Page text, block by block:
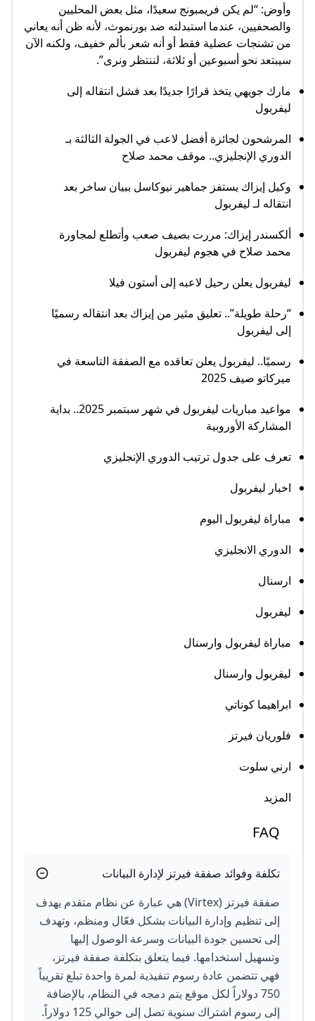
وأوض: “لم يكن فريمبونج سعيدًا، مثل بعض المحليين
والصحفيين، عندما استبدلته ضد بورنموث، لأنه ظن أنه يعاني
من تشنجات عضلية فقط أو أنه شعر بألم خفيف، ولكنه الآن
سيبتعد نحو أسبوعين أو ثلاثة، لننتظر ونرى”.
مارك جويهي يتخذ قرارًا جديدًا بعد فشل انتقاله إلى
ليفربول
المرشحون لجائزة أفضل لاعب في الجولة الثالثة بـ
الدوري الإنجليزي.. موقف محمد صلاح
وكيل إيزاك يستفز جماهير نيوكاسل ببيان ساخر بعد
انتقاله لـ ليفربول
ألكسندر إيزاك: مررت بصيف صعب وأتطلع لمجاورة
محمد صلاح في هجوم ليفربول
ليفربول يعلن رحيل لاعبه إلى أستون فيلا
“رحلة طويلة”.. تعليق مثير من إيزاك بعد انتقاله رسميًا
إلى ليفربول
رسميًا.. ليفربول يعلن تعاقده مع الصفقة التاسعة في
ميركاتو صيف 2025
مواعيد مباريات ليفربول في شهر سبتمبر 2025.. بداية
المشاركة الأوروبية
تعرف على جدول ترتيب الدوري الإنجليزي
اخبار ليفربول
مباراة ليفربول اليوم
الدوري الانجليزي
ارسنال
ليفربول
مباراة ليفربول وارسنال
ليفربول وارسنال
ابراهيما كوناتي
فلوريان فيرتز
ارني سلوت
المزيد
FAQ
تكلفة وفوائد صفقة فيرتز لإدارة البيانات
صفقة فيرتز (Virtex) هي عبارة عن نظام متقدم يهدف
إلى تنظيم وإدارة البيانات بشكل فعّال ومنظم، وتهدف
إلى تحسين جودة البيانات وسرعة الوصول إليها
وتسهيل استخدامها. فيما يتعلق بتكلفة صفقة فيرتز،
فهي تتضمن عادة رسوم تنفيذية لمرة واحدة تبلغ تقريباً
750 دولاراً لكل موقع يتم دمجه في النظام، بالإضافة
إلى رسوم اشتراك سنوية تصل إلى حوالي 125 دولاراً.